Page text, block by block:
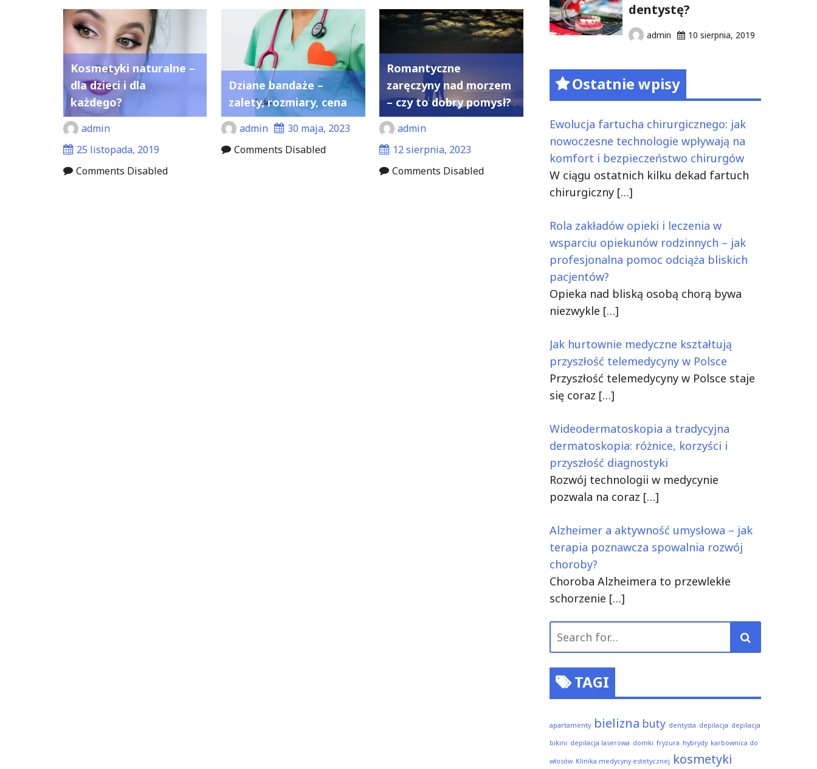
Kosmetyki naturalne –
dla dzieci i dla
każdego?
admin
25 listopada, 2019
Comments Disabled
Dziane bandaże –
zalety, rozmiary, cena
admin
30 maja, 2023
Comments Disabled
Romantyczne
zaręczyny nad morzem
– czy to dobry pomysł?
admin
12 sierpnia, 2023
Comments Disabled
dentystę?
admin 10 sierpnia, 2019
Ostatnie wpisy
Ewolucja fartucha chirurgicznego: jak
nowoczesne technologie wpływają na
komfort i bezpieczeństwo chirurgów
W ciągu ostatnich kilku dekad fartuch
chirurgiczny […]
Rola zakładów opieki i leczenia w
wsparciu opiekunów rodzinnych – jak
profesjonalna pomoc odciąża bliskich
pacjentów?
Opieka nad bliską osobą chorą bywa
niezwykle […]
Jak hurtownie medyczne kształtują
przyszłość telemedycyny w Polsce
Przyszłość telemedycyny w Polsce staje
się coraz […]
Wideodermatoskopia a tradycyjna
dermatoskopia: różnice, korzyści i
przyszłość diagnostyki
Rozwój technologii w medycynie
pozwala na coraz […]
Alzheimer a aktywność umysłowa – jak
terapia poznawcza spowalnia rozwój
choroby?
Choroba Alzheimera to przewlekłe
schorzenie […]
for:
TAGI
apartamenty bielizna buty dentysta depilacja depilacja
bikini depilacja laserowa domki fryzura hybrydy karbownica do
włosów Klinika medycyny estetycznej kosmetyki